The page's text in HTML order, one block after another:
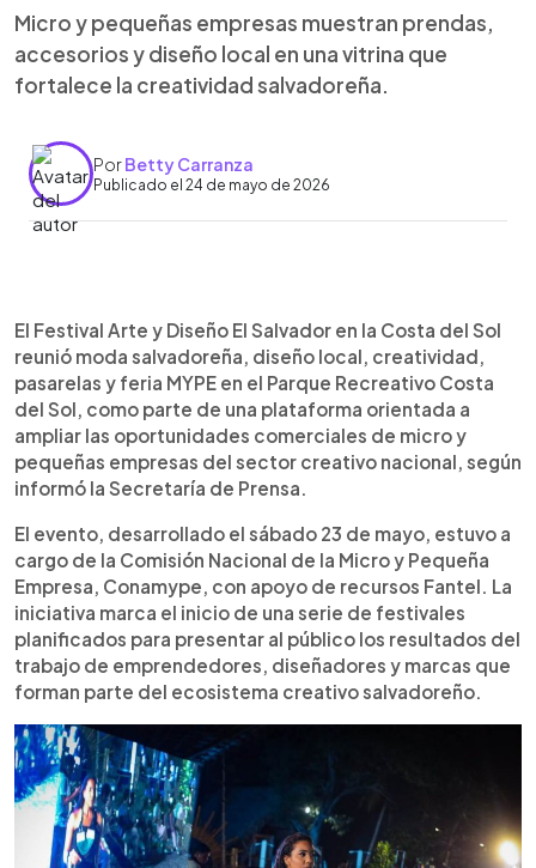
Micro y pequeñas empresas muestran prendas,
accesorios y diseño local en una vitrina que
fortalece la creatividad salvadoreña.
PorBetty Carranza
Publicado el 24 de mayo de 2026
► Escuchar artículo
El Festival Arte y Diseño El Salvador Costa del Sol
reunió a micro y pequeñas empresas del sector
creativo para proyectar moda, accesorios y
diseño con identidad salvadoreña. La actividad,
realizada en el Parque Recreativo Costa del Sol,
incluyó pasarelas con 60 prendas y accesorios
elaborados por unas 30 mypes del clúster
SMODA, además de una feria de comercialización
con cerca de 20 empresas. Con apoyo de
Conamype y recursos Fantel, el evento busca
fortalecer marcas, abrir oportunidades de
negocio y promover el talento nacional. Las
piezas presentadas serán enviadas a España para
una exposición en junio.
El Festival Arte y Diseño El Salvador en la Costa del Sol
reunió moda salvadoreña, diseño local, creatividad,
pasarelas y feria MYPE en el Parque Recreativo Costa
del Sol, como parte de una plataforma orientada a
ampliar las oportunidades comerciales de micro y
pequeñas empresas del sector creativo nacional, según
informó la Secretaría de Prensa.
El evento, desarrollado el sábado 23 de mayo, estuvo a
cargo de la Comisión Nacional de la Micro y Pequeña
Empresa, Conamype, con apoyo de recursos Fantel. La
iniciativa marca el inicio de una serie de festivales
planificados para presentar al público los resultados del
trabajo de emprendedores, diseñadores y marcas que
forman parte del ecosistema creativo salvadoreño.